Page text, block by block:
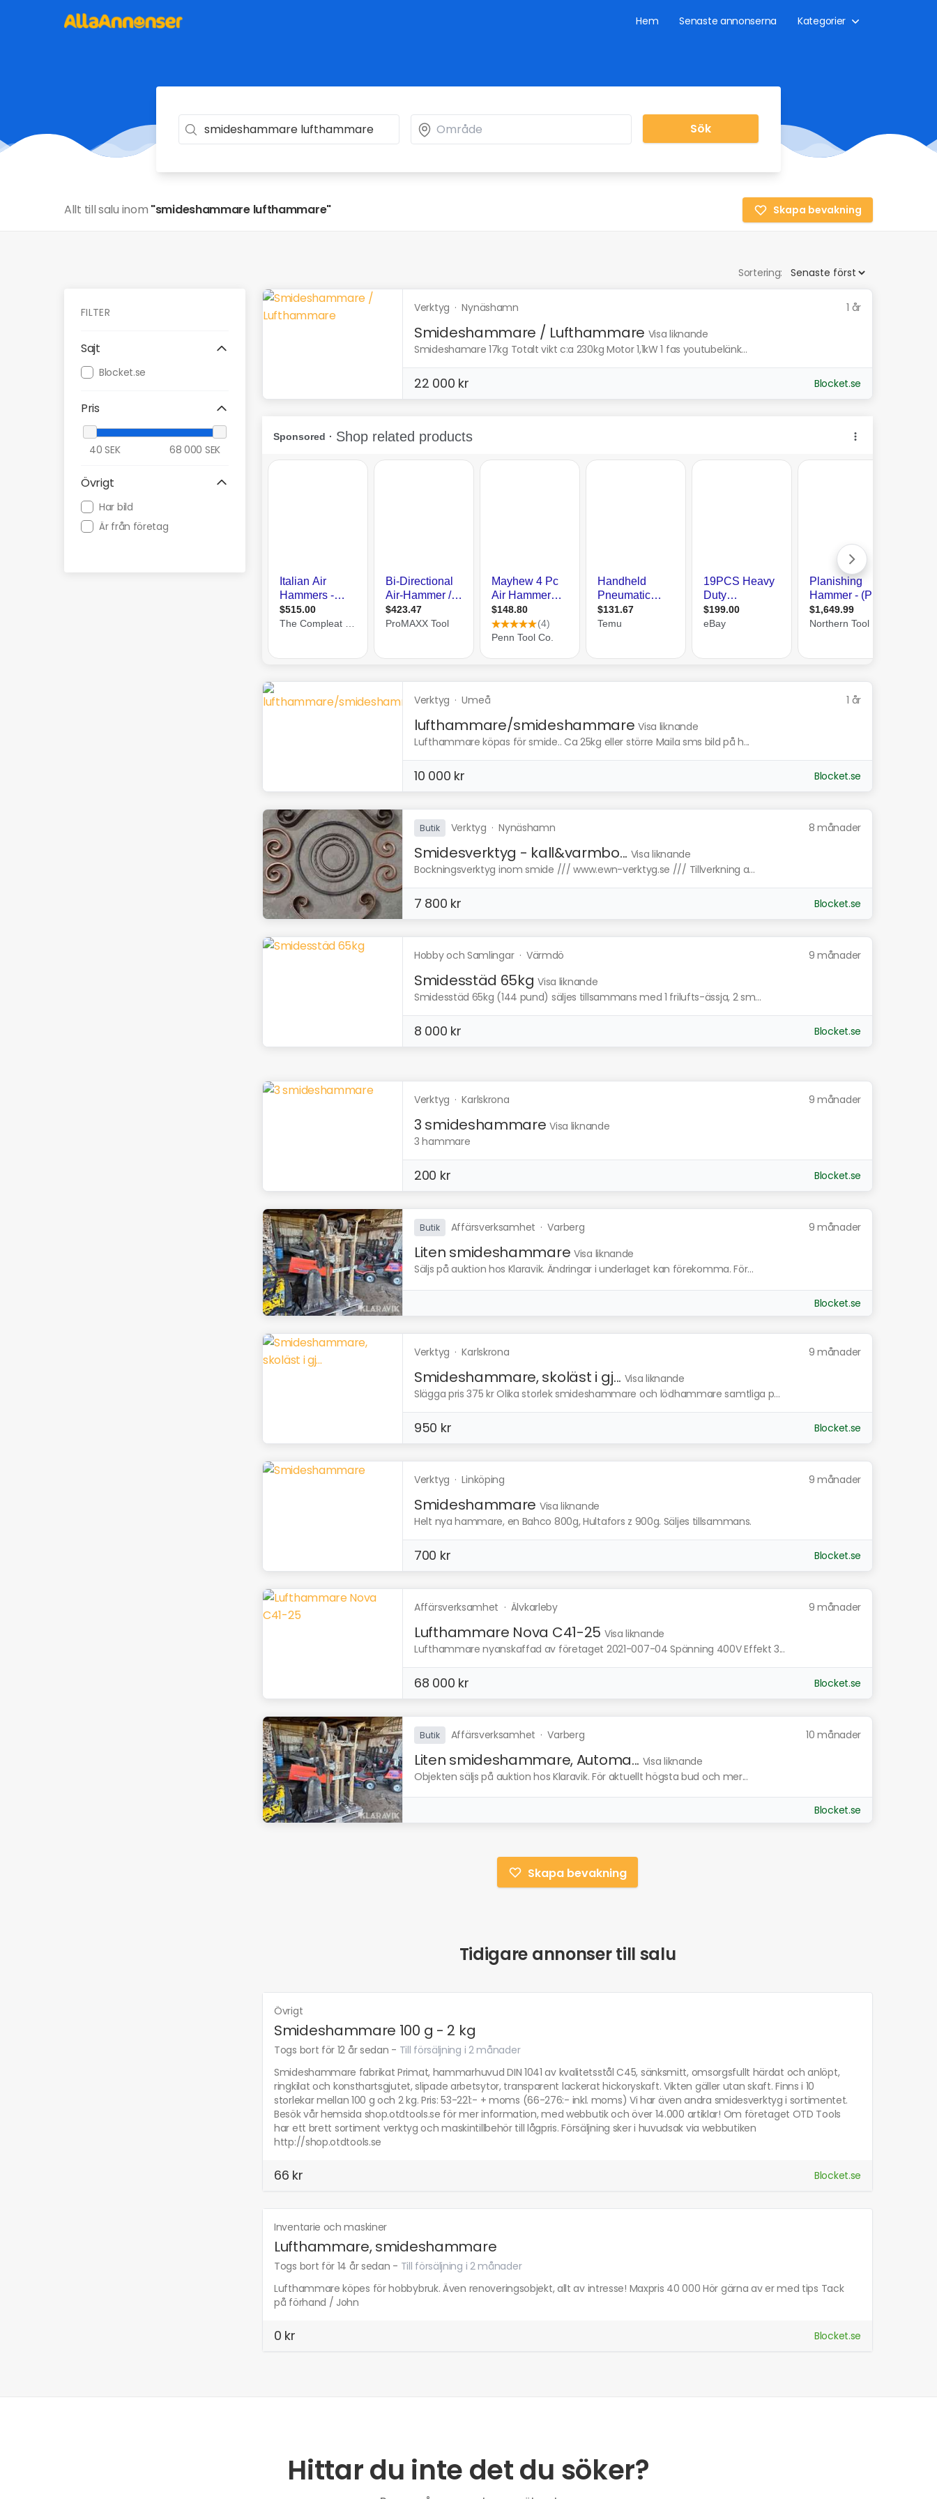
Hem Senaste annonserna Kategorier
Sök
Allt till salu inom "smideshammare lufthammare" Skapa bevakning
Sortering:
FILTER
Sajt
Blocket.se
Pris
40 SEK 68 000 SEK
Övrigt
Har bild
Är från företag
Verktyg ·Nynäshamn 1 år
Smideshammare / Lufthammare Visa liknande
Smideshamare 17kg Totalt vikt c:a 230kg Motor 1,1kW 1 fas youtubelänk...
22 000 kr Blocket.se
Verktyg ·Umeå 1 år
lufthammare/smideshammare Visa liknande
Lufthammare köpas för smide.. Ca 25kg eller större Maila sms bild på h...
10 000 kr Blocket.se
Butik Verktyg ·Nynäshamn 8 månader
Smidesverktyg - kall&varmbo... Visa liknande
Bockningsverktyg inom smide /// www.ewn-verktyg.se /// Tillverkning a...
7 800 kr Blocket.se
Hobby och Samlingar· Värmdö 9 månader
Smidesstäd 65kg Visa liknande
Smidesstäd 65kg (144 pund) säljes tillsammans med 1 frilufts-ässja, 2 sm...
8 000 kr Blocket.se
Verktyg ·Karlskrona 9 månader
3 smideshammare Visa liknande
3 hammare
200 kr Blocket.se
Butik Affärsverksamhet ·Varberg 9 månader
Liten smideshammare Visa liknande
Säljs på auktion hos Klaravik. Ändringar i underlaget kan förekomma. För...
Blocket.se
Verktyg ·Karlskrona 9 månader
Smideshammare, skoläst i gj... Visa liknande
Slägga pris 375 kr Olika storlek smideshammare och lödhammare samtliga p...
950 kr Blocket.se
Verktyg ·Linköping 9 månader
Smideshammare Visa liknande
Helt nya hammare, en Bahco 800g, Hultafors z 900g. Säljes tillsammans.
700 kr Blocket.se
Affärsverksamhet · Älvkarleby 9 månader
Lufthammare Nova C41-25 Visa liknande
Lufthammare nyanskaffad av företaget 2021-007-04 Spänning 400V Effekt 3...
68 000 kr Blocket.se
Butik Affärsverksamhet ·Varberg 10 månader
Liten smideshammare, Automa... Visa liknande
Objekten säljs på auktion hos Klaravik. För aktuellt högsta bud och mer...
Blocket.se
Skapa bevakning
Tidigare annonser till salu
Övrigt
Smideshammare 100 g - 2 kg
Togs bort för 12 år sedan - Till försäljning i 2 månader
Smideshammare fabrikat Primat, hammarhuvud DIN 1041 av kvalitetsstål C45, sänksmitt, omsorgsfullt härdat och anlöpt,
ringkilat och konsthartsgjutet, slipade arbetsytor, transparent lackerat hickoryskaft. Vikten gäller utan skaft. Finns i 10
storlekar mellan 100 g och 2 kg. Pris: 53-221:- + moms (66-276:- inkl. moms) Vi har även andra smidesverktyg i sortimentet.
Besök vår hemsida shop.otdtools.se för mer information, med webbutik och över 14.000 artiklar! Om företaget OTD Tools
har ett brett sortiment verktyg och maskintillbehör till lågpris. Försäljning sker i huvudsak via webbutiken
http://shop.otdtools.se
66 kr Blocket.se
Inventarie och maskiner
Lufthammare, smideshammare
Togs bort för 14 år sedan - Till försäljning i 2 månader
Lufthammare köpes för hobbybruk. Även renoveringsobjekt, allt av intresse! Maxpris 40 000 Hör gärna av er med tips Tack
på förhand / John
0 kr Blocket.se
Hittar du inte det du söker?